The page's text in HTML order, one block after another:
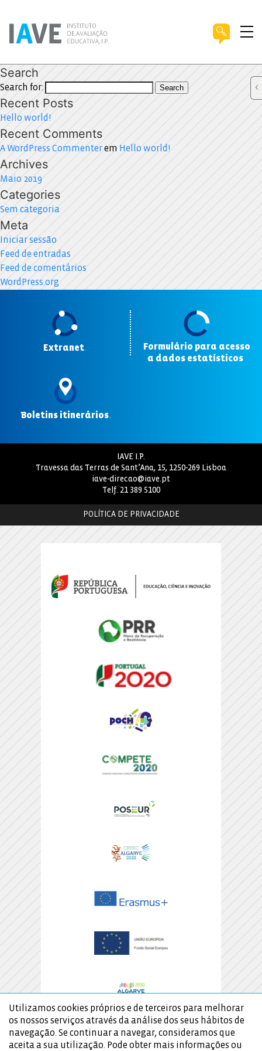
Search
Search for: Search
Recent Posts
Hello world!
Recent Comments
A WordPress Commenterem Hello world!
Archives
Maio 2019
Categories
Sem categoria
Meta
Iniciar sessão
Feed de entradas
Feed de comentários
WordPress.org
Extranet.
Formulário para acesso
a dados estatísticos
Boletins itinerários.
IAVE I.P.
Travessa das Terras de Sant’Ana, 15, 1250-269 Lisboa
iave-direcao@iave.pt
Telf. 21 389 5100
POLÍTICA DE PRIVACIDADE
Utilizamos cookies próprios e de terceiros para melhorar
os nossos serviços através da análise dos seus hábitos de
navegação. Se continuar a navegar, consideramos que
aceita a sua utilização. Pode obter mais informações ou